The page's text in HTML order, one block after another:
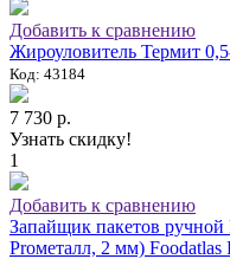
Добавить к сравнению
Жироуловитель Термит
Код: 43184
7 730 р.
Узнать скидку!
1
Добавить к сравнению
Запайщик пакетов ручной
Proметалл, 2 мм) Foodatlas